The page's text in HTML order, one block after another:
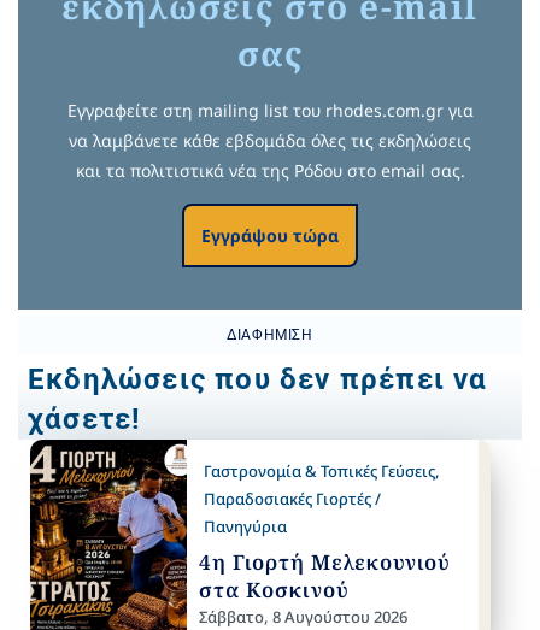
σας
Εγγραφείτε στη mailing list του rhodes.com.gr για
να λαμβάνετε κάθε εβδομάδα όλες τις εκδηλώσεις
και τα πολιτιστικά νέα της Ρόδου στο email σας.
Εγγράψου τώρα
ΔΙΑΦΉΜΙΣΗ
Εκδηλώσεις που δεν πρέπει να
χάσετε!
Γαστρονομία & Τοπικές Γεύσεις,
Παραδοσιακές Γιορτές /
Πανηγύρια
4η Γιορτή Μελεκουνιού
στα Κοσκινού
Σάββατο, 8 Αυγούστου 2026